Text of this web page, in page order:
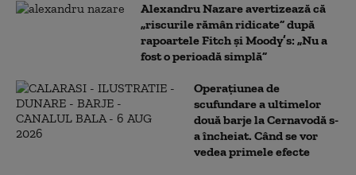
Alexandru Nazare avertizează că
„riscurile rămân ridicate” după
rapoartele Fitch și Moody’s: „Nu a
fost o perioadă simplă”
Operațiunea de
scufundare a ultimelor
două barje la Cernavodă s-
a încheiat. Când se vor
vedea primele efecte